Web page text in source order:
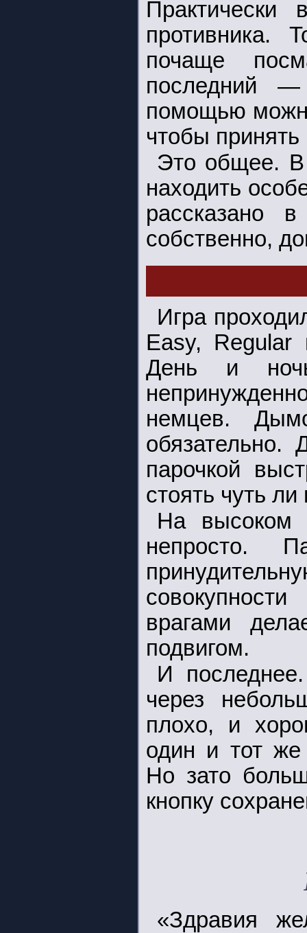
Практически
противника.
почаще
последний
помощью
чтобы
Это общее. В
находить
рассказано
собственно,
Игра
Easy,
День и
немцев.
обязательно.
парочкой
стоять чуть
На высоком
непросто.
врагами
подвигом.
И последнее.
через
плохо, и
один и тот же
Но зато
кнопку
«Здравия